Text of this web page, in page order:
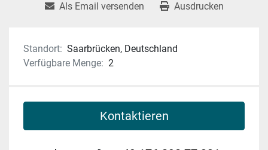
Als Email versenden Ausdrucken
Standort: Saarbrücken, Deutschland
Verfügbare Menge: 2
Kontaktieren